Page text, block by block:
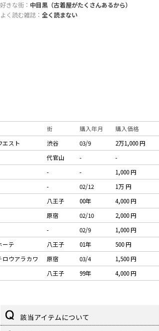
好きな街： 中目黒（古着屋がたくさんあるから）
よく読む雑誌： 全く読まない
街 購入年月
購入価格
エスト 渋谷 03/9
2万1,000 円
代官山 -
-
- -
1,000 円
- 02/12
1万 円
八王子 00年
4,000 円
原宿 02/10
2,000 円
- 02/9
1,000 円
ーテ 八王子 01年
500 円
ロウアラカワ 原宿 03/4
1,500 円
八王子 99年 4,000 円
該当アイテムについて